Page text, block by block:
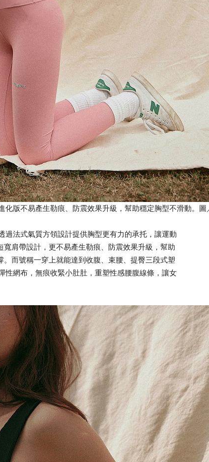
版不易產生勒痕、防震效果升級，幫助穩定胸型不滑動。圖
法式氣質方領設計提供胸型更有力的承托，讓運動
肩帶設計，更不易產生勒痕、防震效果升級，幫助
而號稱一穿上就能達到收腹、束腰、提臀三段式塑
網布，無痕收緊小肚肚，重塑性感腰腹線條，讓女